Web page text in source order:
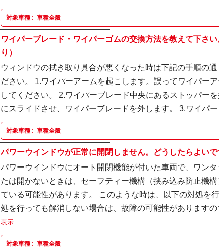
対象車種 : 車種全般
ワイパーブレード・ワイパーゴムの交換方法を教えて下さ
り）
ウィンドウの拭き取り具合が悪くなった時は下記の手順の
ださい。 1.ワイパーアームを起こします。誤ってワイパー
してください。 2.ワイパーブレード中央にあるストッパー
にスライドさせ、ワイパーブレードを外します。 3.ワイパー
対象車種 : 車種全般
パワーウインドウが正常に開閉しません。どうしたらよいで
パワーウインドウにオート開閉機能が付いた車両で、ワン
たは開かないときは、セーフティー機構（挟み込み防止機
ている可能性があります。 このような時は、以下の対処を
処を行っても解消しない場合は、故障の可能性があります
表示
対象車種 : 車種全般